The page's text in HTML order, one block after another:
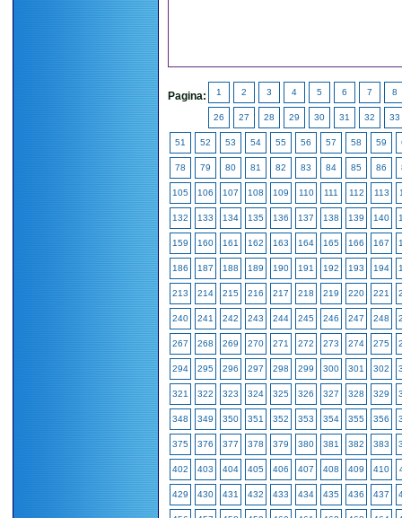
Pagina: 1 2 3 4 5 6 7 8
26 27 28 29 30 31 32 33
51 52 53 54 55 56 57 58 59
78 79 80 81 82 83 84 85 86
105 106 107 108 109 110 111 112 113
132 133 134 135 136 137 138 139 140
159 160 161 162 163 164 165 166 167
186 187 188 189 190 191 192 193 194
213 214 215 216 217 218 219 220 221
240 241 242 243 244 245 246 247 248
267 268 269 270 271 272 273 274 275
294 295 296 297 298 299 300 301 302
321 322 323 324 325 326 327 328 329
348 349 350 351 352 353 354 355 356
375 376 377 378 379 380 381 382 383
402 403 404 405 406 407 408 409 410
429 430 431 432 433 434 435 436 437